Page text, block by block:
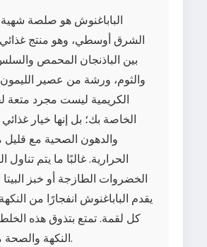
الباباغنوش هو صلصة شهية
الشرق أوسطي، وهو منتج
بين الباذنجان المحمص
والثوم، ورشة من عصير
الكريمية ليست مجرد متعة
الخاصة بك؛ بل إنها خيار
والدهون الصحية مع
الحرارية. غالبًا ما يتم تناول
الخضروات الطازجة أو خبز
يقدم الباباغنوش انفجارًا من
كل لقمة. تمتع بتذوق هذه
النكهة والصحة مع كل رشفة.